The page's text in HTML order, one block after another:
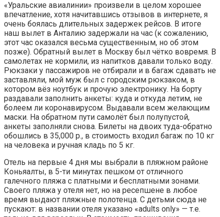
«Уральские авиалинии» произвели в целом хорошее
впечатление, хотя начитавшись отзывов в интернете, я
очень боялась длительных задержек рейсов. В итоге
наш вылет в Анталию задержали на час (к сожалению,
этот час оказался весьма существенным, но об этом
позже). Обратный вылет в Москву был чётко вовремя. В
самолетах не кормили, из напитков давали только воду.
Рюкзаки у пассажиров не отбирали и в багаж сдавать не
заставляли, мой муж был с городским рюкзаком, в
котором вёз ноутбук и прочую электронику. На борту
раздавали заполнить анкеты: куда и откуда летим, не
болеем ли коронавирусом. Выдавали всем желающим
маски. На обратном пути самолёт был полупустой,
анкеты заполняли снова. Билеты на двоих туда-обратно
обошлись в 35,000 р., в стоимость входил багаж по 10 кг
на человека и ручная кладь по 5 кг.
Отель на первые 4 дня мы выбрали в пляжном районе
Коньяалты, в 5-ти минутах пешком от отличного
галечного пляжа с платными и бесплатными зонами.
Своего пляжа у отеля нет, но на ресепшене в любое
время выдают пляжные полотенца. С детьми сюда не
пускают: в названии отеля указано «adults only» — т.е.